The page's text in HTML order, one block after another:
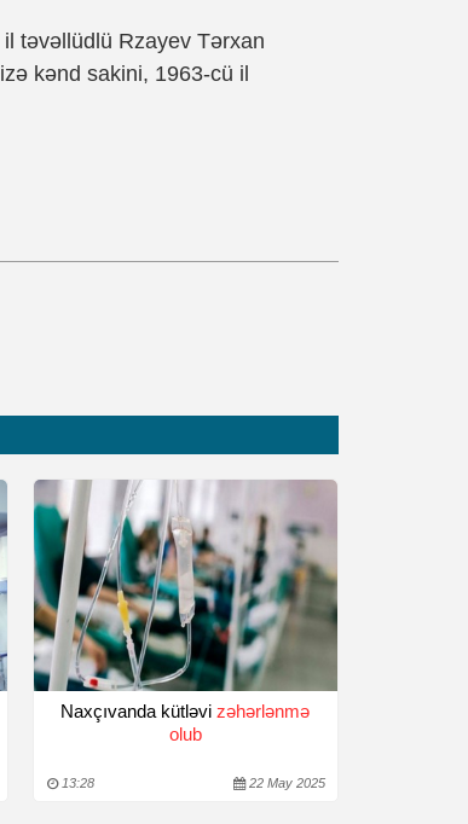
təvəllüdlü Rzayev Tərxan
kənd sakini, 1963-cü il
Naxçıvanda kütləvizəhərlənmə
olub
13:28 22 May 2025